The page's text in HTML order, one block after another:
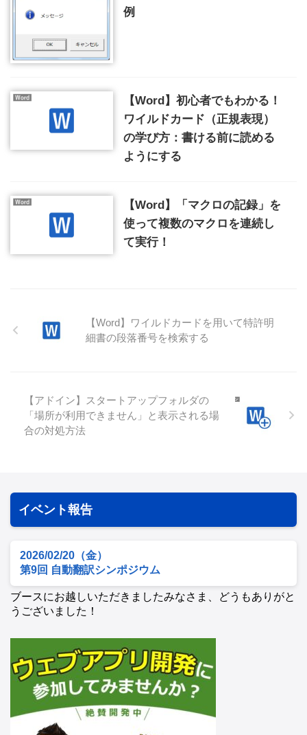
例
【Word】初心者でもわかる！
ワイルドカード（正規表現）
の学び方：書ける前に読める
ようにする
【Word】「マクロの記録」を
使って複数のマクロを連続し
て実行！
【Word】ワイルドカードを用いて特許明
細書の段落番号を検索する
【アドイン】スタートアップフォルダの
「場所が利用できません」と表示される場
合の対処方法
イベント報告
2026/02/20（金）
第9回 自動翻訳シンポジウム
ブースにお越しいただきましたみなさま、どうもありがと
うございました！